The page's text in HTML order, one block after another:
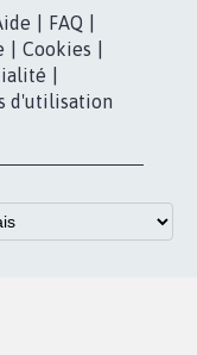
FAQ
Cookies
d'utilisation